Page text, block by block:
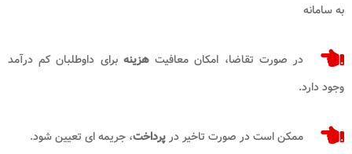
به سامانه
در صورت تقاضا، امکان معافیتهزینه برای داوطلبان کم درآمد
وجود دارد.
ممکن است در صورت تاخیر درپرداخت، جریمه ای تعیین شود.